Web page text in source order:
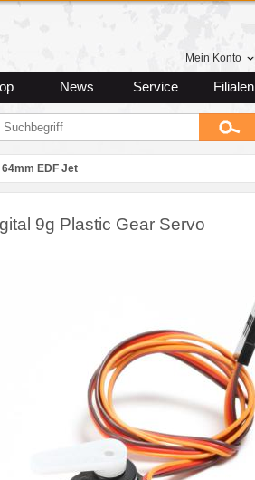
Mein Konto
News Service Filialen
EDF Jet
9g Plastic Gear Servo